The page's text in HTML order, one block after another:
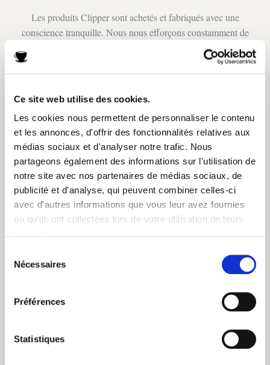
Ce site web utilise des cookies.
Les cookies nous permettent de personnaliser le contenu
et les annonces, d'offrir des fonctionnalités relatives aux
médias sociaux et d'analyser notre trafic. Nous
partageons également des informations sur l'utilisation de
notre site avec nos partenaires de médias sociaux, de
publicité et d'analyse, qui peuvent combiner celles-ci
avec d'autres informations que vous leur avez fournies
ou qu'ils ont collectées lors de votre utilisation de leurs
Nécessaires
Préférences
Statistiques
Les produits Clipper sont achetés et fabriqués avec une
conscience tranquille. Nous nous efforçons constamment de
privilégier le bien-être des travailleurs, tout en contribuant à
améliorer l’accès à l’éducation, à la santé et au logement.
bon à savoir
Accreditations